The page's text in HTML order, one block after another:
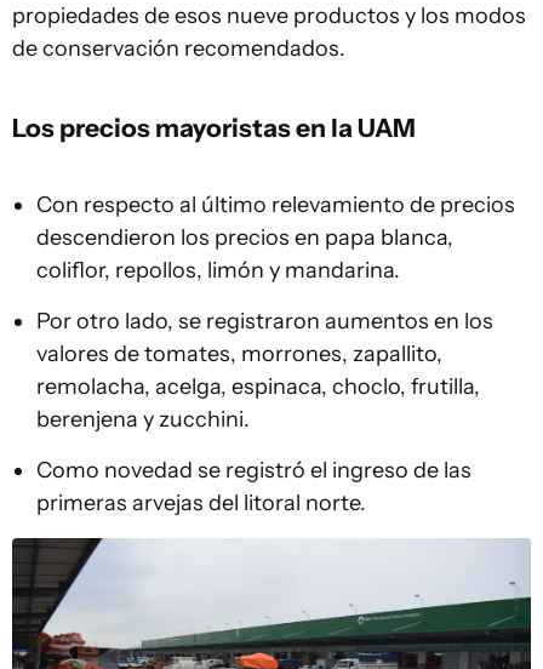
propiedades de esos nueve productos y los modos
de conservación recomendados.
Los precios mayoristas en la UAM
Con respecto al último relevamiento de precios
descendieron los precios en papa blanca,
coliflor, repollos, limón y mandarina.
Por otro lado, se registraron aumentos en los
valores de tomates, morrones, zapallito,
remolacha, acelga, espinaca, choclo, frutilla,
berenjena y zucchini.
Como novedad se registró el ingreso de las
primeras arvejas del litoral norte.